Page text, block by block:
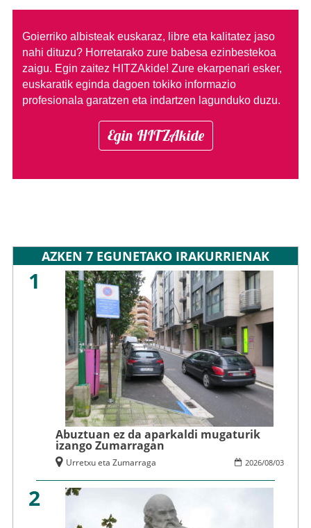
Goierriko albisteak euskaraz, libre eta kalitatez jaso
nahi dituzu? Horretarako zure babesa ezinbestekoa
zaigu. Egin zaitez HITZAkide! Zure ekarpenari esker,
euskaratik eginda dagoen tokiko informazio
profesionala garatzen eta indartzen lagunduko duzu.
Egin HITZAkide
AZKEN 7 EGUNETAKO IRAKURRIENAK
1
Abuztuan ez da aparkaldi mugaturik
izango Zumarragan
2026/08/03
Urretxu eta Zumarraga
2